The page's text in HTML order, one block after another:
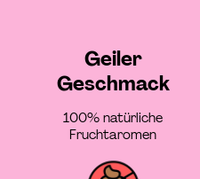
Geiler
Geschmack
100% natürliche
Fruchtaromen